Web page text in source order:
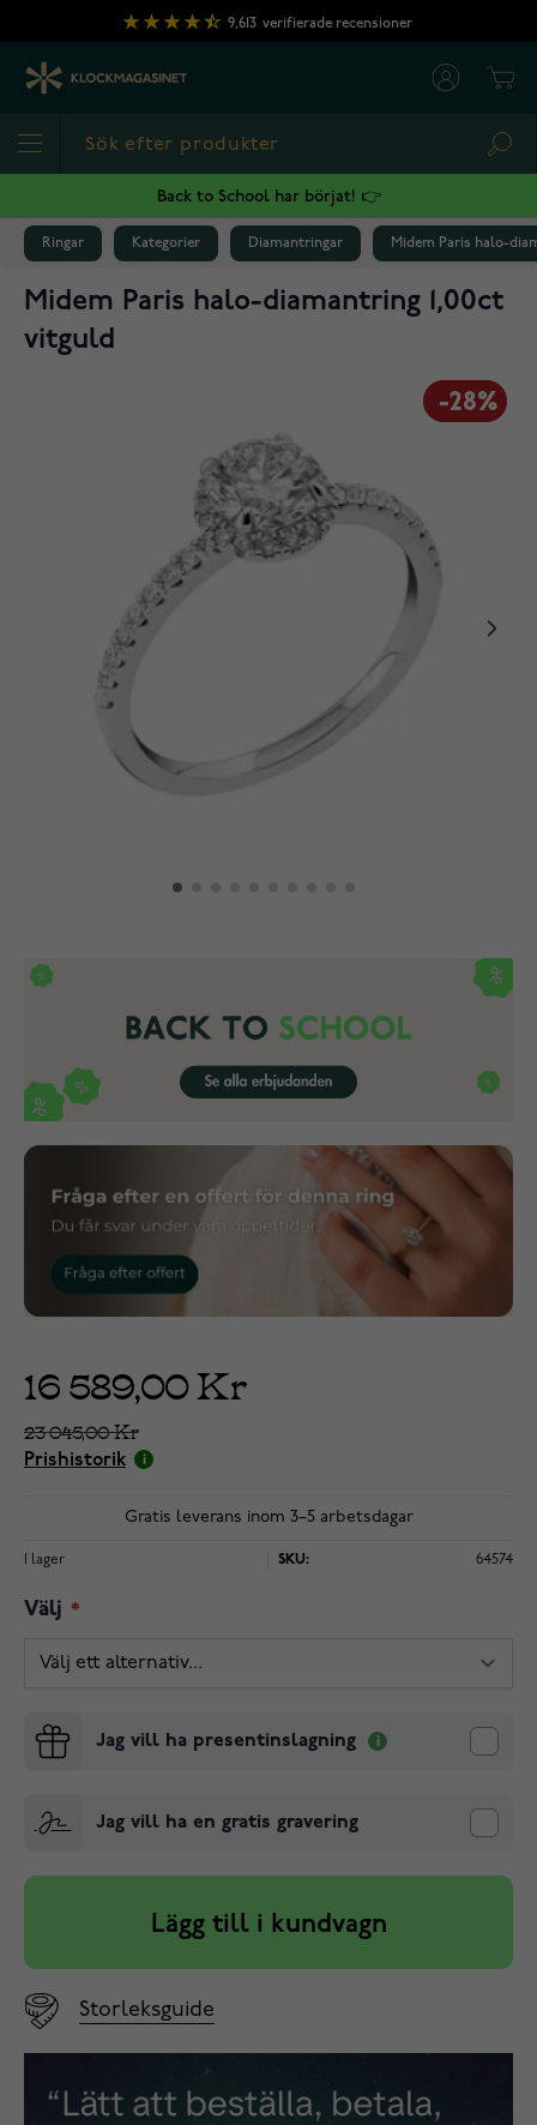
Hoppa till innehållet
9,613 verifierade recensioner
Back to School har börjat! 👉
Ringar Kategorier Diamantringar Midem Paris halo-
Midem Paris halo-diamantring 1,00ct
vitguld
-28%
16 589,00 Kr
23 045,00 Kr
Prishistorik
Gratis leverans inom 3–5 arbetsdagar
I lager SKU: 64574
Välj
Jag vill ha presentinslagning
Jag vill ha en gratis gravering
Lägg till i kundvagn
Storleksguide